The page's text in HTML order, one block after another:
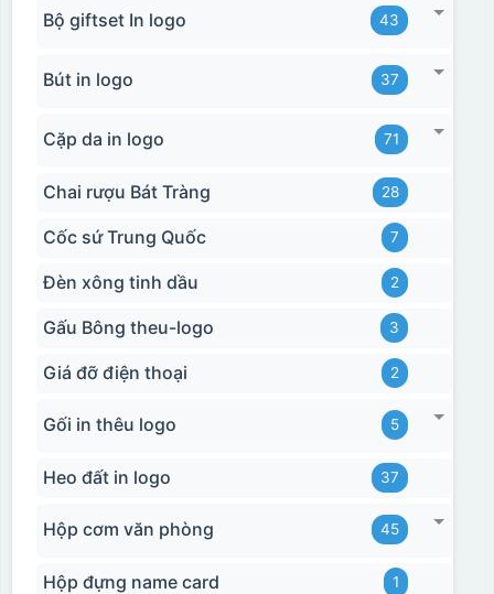
Bộ giftset In logo 43
Bút in logo 37
Cặp da in logo 71
Chai rượu Bát Tràng 28
Cốc sứ Trung Quốc 7
Đèn xông tinh dầu 2
Gấu Bông theu-logo 3
Giá đỡ điện thoại 2
Gối in thêu logo 5
Heo đất in logo 37
Hộp cơm văn phòng 45
Hộp đựng name card 1